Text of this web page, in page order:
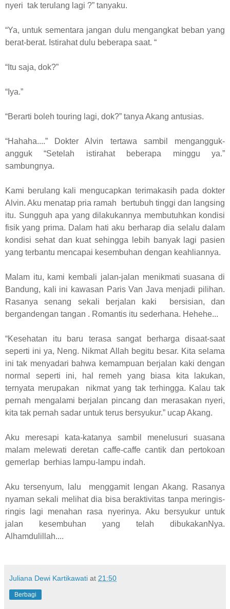
nyeri tak terulang lagi ?” tanyaku.
“Ya, untuk sementara jangan dulu mengangkat beban yang
berat-berat. Istirahat dulu beberapa saat. “
“Itu saja, dok?”
“Iya.”
“Berarti boleh touring lagi, dok?” tanya Akang antusias.
“Hahaha....” Dokter Alvin tertawa sambil mengangguk-
angguk “Setelah istirahat beberapa minggu ya.”
sambungnya.
Kami berulang kali mengucapkan terimakasih pada dokter
Alvin. Aku menatap pria ramah bertubuh tinggi dan langsing
itu. Sungguh apa yang dilakukannya membutuhkan kondisi
fisik yang prima. Dalam hati aku berharap dia selalu dalam
kondisi sehat dan kuat sehingga lebih banyak lagi pasien
yang terbantu mencapai kesembuhan dengan keahliannya.
Malam itu, kami kembali jalan-jalan menikmati suasana di
Bandung, kali ini kawasan Paris Van Java menjadi pilihan.
Rasanya senang sekali berjalan kaki bersisian, dan
bergandengan tangan . Romantis itu sederhana. Hehehe...
“Kesehatan itu baru terasa sangat berharga disaat-saat
seperti ini ya, Neng. Nikmat Allah begitu besar. Kita selama
ini tak menyadari bahwa kemampuan berjalan kaki dengan
normal seperti ini, hal remeh yang biasa kita lakukan,
ternyata merupakan nikmat yang tak terhingga. Kalau tak
pernah mengalami berjalan pincang dan merasakan nyeri,
kita tak pernah sadar untuk terus bersyukur.” ucap Akang.
Aku meresapi kata-katanya sambil menelusuri suasana
malam melewati deretan caffe-caffe cantik dan pertokoan
gemerlap berhias lampu-lampu indah.
Aku tersenyum, lalu menggamit lengan Akang. Rasanya
nyaman sekali melihat dia bisa beraktivitas tanpa meringis-
ringis lagi menahan rasa nyerinya. Aku bersyukur untuk
jalan kesembuhan yang telah dibukakanNya.
Alhamdulillah....
Juliana Dewi Kartikawati at 21:50
Berbagi